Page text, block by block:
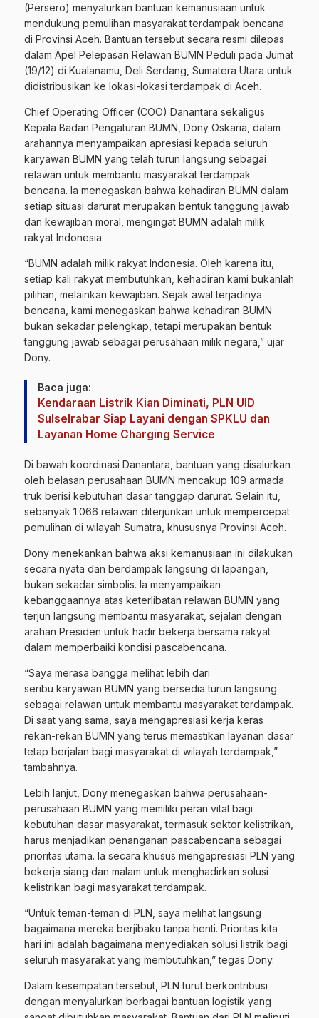
(Persero) menyalurkan bantuan kemanusiaan untuk
mendukung pemulihan masyarakat terdampak bencana
di Provinsi Aceh. Bantuan tersebut secara resmi dilepas
dalam Apel Pelepasan Relawan BUMN Peduli pada Jumat
(19/12) di Kualanamu, Deli Serdang, Sumatera Utara untuk
didistribusikan ke lokasi-lokasi terdampak di Aceh.
Chief Operating Officer (COO) Danantara sekaligus
Kepala Badan Pengaturan BUMN, Dony Oskaria, dalam
arahannya menyampaikan apresiasi kepada seluruh
karyawan BUMN yang telah turun langsung sebagai
relawan untuk membantu masyarakat terdampak
bencana. Ia menegaskan bahwa kehadiran BUMN dalam
setiap situasi darurat merupakan bentuk tanggung jawab
dan kewajiban moral, mengingat BUMN adalah milik
rakyat Indonesia.
“BUMN adalah milik rakyat Indonesia. Oleh karena itu,
setiap kali rakyat membutuhkan, kehadiran kami bukanlah
pilihan, melainkan kewajiban. Sejak awal terjadinya
bencana, kami menegaskan bahwa kehadiran BUMN
bukan sekadar pelengkap, tetapi merupakan bentuk
tanggung jawab sebagai perusahaan milik negara,” ujar
Dony.
Baca juga:
Kendaraan Listrik Kian Diminati, PLN UID
Sulselrabar Siap Layani dengan SPKLU dan
Layanan Home Charging Service
Di bawah koordinasi Danantara, bantuan yang disalurkan
oleh belasan perusahaan BUMN mencakup 109 armada
truk berisi kebutuhan dasar tanggap darurat. Selain itu,
sebanyak 1.066 relawan diterjunkan untuk mempercepat
pemulihan di wilayah Sumatra, khususnya Provinsi Aceh.
Dony menekankan bahwa aksi kemanusiaan ini dilakukan
secara nyata dan berdampak langsung di lapangan,
bukan sekadar simbolis. Ia menyampaikan
kebanggaannya atas keterlibatan relawan BUMN yang
terjun langsung membantu masyarakat, sejalan dengan
arahan Presiden untuk hadir bekerja bersama rakyat
dalam memperbaiki kondisi pascabencana.
“Saya merasa bangga melihat lebih dari
seribu karyawan BUMN yang bersedia turun langsung
sebagai relawan untuk membantu masyarakat terdampak.
Di saat yang sama, saya mengapresiasi kerja keras
rekan-rekan BUMN yang terus memastikan layanan dasar
tetap berjalan bagi masyarakat di wilayah terdampak,”
tambahnya.
Lebih lanjut, Dony menegaskan bahwa perusahaan-
perusahaan BUMN yang memiliki peran vital bagi
kebutuhan dasar masyarakat, termasuk sektor kelistrikan,
harus menjadikan penanganan pascabencana sebagai
prioritas utama. Ia secara khusus mengapresiasi PLN yang
bekerja siang dan malam untuk menghadirkan solusi
kelistrikan bagi masyarakat terdampak.
“Untuk teman-teman di PLN, saya melihat langsung
bagaimana mereka berjibaku tanpa henti. Prioritas kita
hari ini adalah bagaimana menyediakan solusi listrik bagi
seluruh masyarakat yang membutuhkan,” tegas Dony.
Dalam kesempatan tersebut, PLN turut berkontribusi
dengan menyalurkan berbagai bantuan logistik yang